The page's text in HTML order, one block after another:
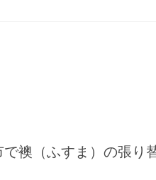
襖（ふすま）の張り